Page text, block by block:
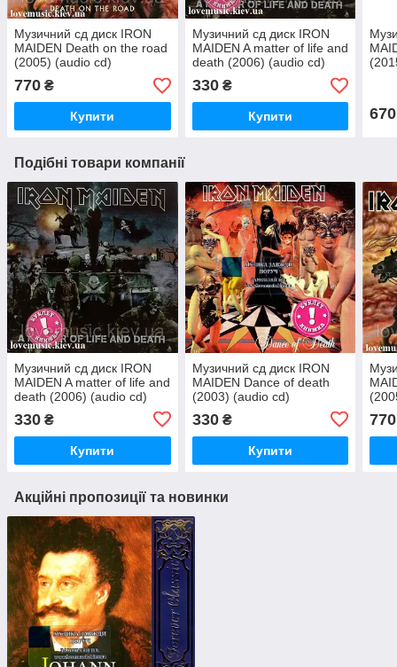
Музичний сд диск IRON
MAIDEN Death on the road
(2005) (audio cd)
770 ₴
Купити
Музичний сд диск IRON
MAIDEN A matter of life and
death (2006) (audio cd)
330₴
Купити 670
Подібні товари компанії
Музичний сд диск IRON
MAIDEN A matter of life and
death (2006) (audio cd)
330 ₴
Купити
Музичний сд диск IRON
MAIDEN Dance of death
(2003) (audio cd)
330₴
Купити
770
Акційні пропозиції та новинки